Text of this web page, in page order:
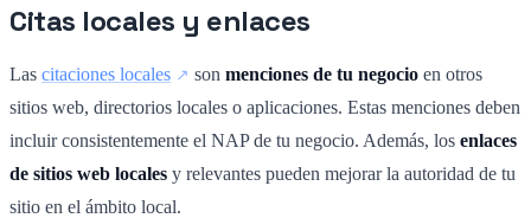
Citas locales y enlaces
Las citaciones locales son menciones de tu negocio en otros
sitios web, directorios locales o aplicaciones. Estas menciones deben
incluir consistentemente el NAP de tu negocio. Además, los enlaces
de sitios web locales y relevantes pueden mejorar la autoridad de tu
sitio en el ámbito local.